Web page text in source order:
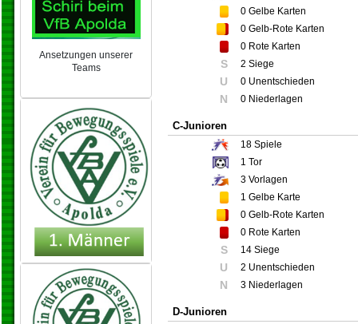
Ansetzungen unserer
Teams
0 Gelbe Karten
0 Gelb-Rote Karten
0 Rote Karten
S 2 Siege
U 0 Unentschieden
N 0 Niederlagen
C-Junioren
18 Spiele
1 Tor
3 Vorlagen
1 Gelbe Karte
0 Gelb-Rote Karten
0 Rote Karten
S 14 Siege
U 2 Unentschieden
N 3 Niederlagen
D-Junioren